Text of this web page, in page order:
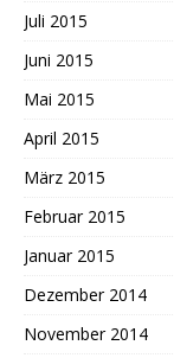
Juli 2015
Juni 2015
Mai 2015
April 2015
März 2015
Februar 2015
Januar 2015
Dezember 2014
November 2014